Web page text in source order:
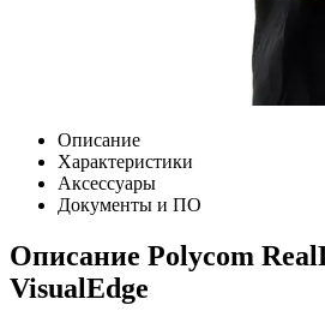
Описание
Характеристики
Аксессуары
Документы и ПО
Описание Polycom
VisualEdge